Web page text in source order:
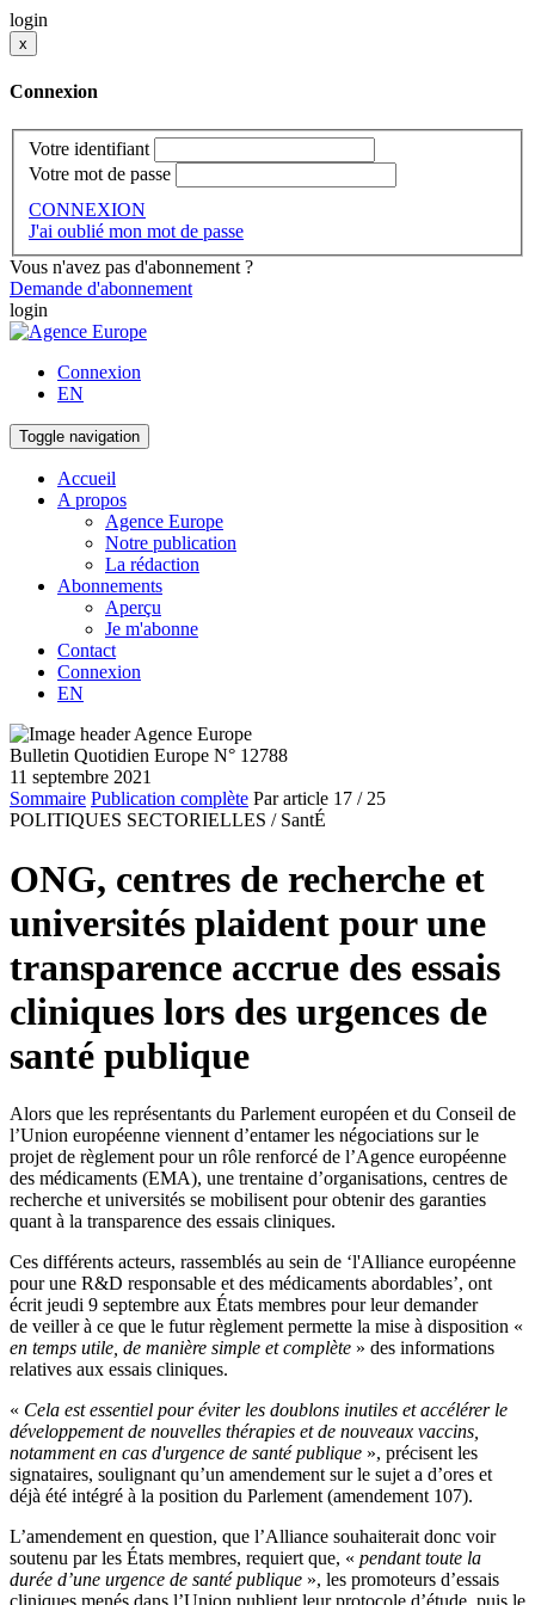
login
x
Connexion
Votre identifiant
Votre mot de passe
CONNEXION
J'ai oublié mon mot de passe
Vous n'avez pas d'abonnement ?
Demande d'abonnement
login
Connexion
EN
Toggle navigation
Accueil
A propos
Agence Europe
Notre publication
La rédaction
Abonnements
Aperçu
Je m'abonne
Contact
Connexion
EN
Bulletin Quotidien Europe N° 12788
11 septembre 2021
Sommaire Publication complète Par article 17 / 25
POLITIQUES SECTORIELLES / SantÉ
ONG, centres de recherche et
universités plaident pour une
transparence accrue des essais
cliniques lors des urgences de
santé publique
Alors que les représentants du Parlement européen et du Conseil de
l’Union européenne viennent d’entamer les négociations sur le
projet de règlement pour un rôle renforcé de l’Agence européenne
des médicaments (EMA), une trentaine d’organisations, centres de
recherche et universités se mobilisent pour obtenir des garanties
quant à la transparence des essais cliniques.
Ces différents acteurs, rassemblés au sein de ‘l'Alliance européenne
pour une R&D responsable et des médicaments abordables’, ont
écrit jeudi 9 septembre aux États membres pour leur demander
de veiller à ce que le futur règlement permette la mise à disposition «
en temps utile, de manière simple et complète » des informations
relatives aux essais cliniques.
« Cela est essentiel pour éviter les doublons inutiles et accélérer le
développement de nouvelles thérapies et de nouveaux vaccins,
notamment en cas d'urgence de santé publique », précisent les
signataires, soulignant qu’un amendement sur le sujet a d’ores et
déjà été intégré à la position du Parlement (amendement 107).
L’amendement en question, que l’Alliance souhaiterait donc voir
soutenu par les États membres, requiert que, « pendant toute la
durée d’une urgence de santé publique », les promoteurs d’essais
cliniques menés dans l’Union publient leur protocole d’étude, puis le